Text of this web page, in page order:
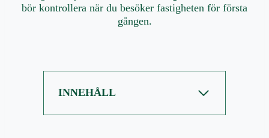
bör kontrollera när du besöker fastigheten för första
gången.
INNEHÅLL